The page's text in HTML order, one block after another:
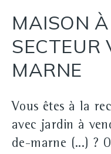
MAISON
SECTEUR
MARNE
Vous êtes à la
avec jardin à
de-marne (...) ?